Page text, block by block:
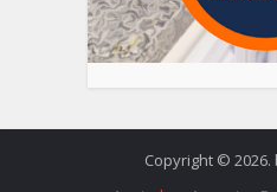
Copyright © 2026.